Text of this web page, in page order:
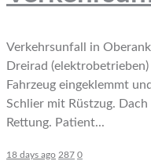
Verkehrsunfall in
Dreirad
Fahrzeug eingeklemmt
Schlier mit Rüstzug.
Rettung. Patient...
18 days ago 287 0